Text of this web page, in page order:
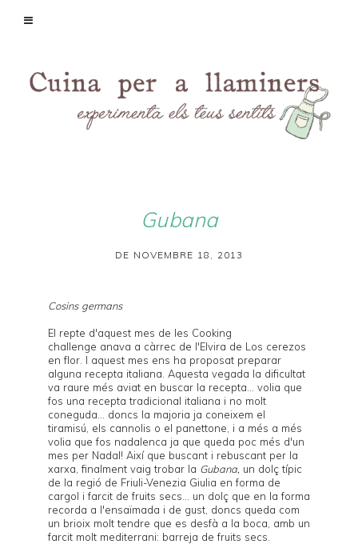
Gubana
DE NOVEMBRE 18, 2013
Cosins germans
El repte d'aquest mes de les Cooking
challenge anava a càrrec de l'Elvira de Los cerezos
en flor . I aquest mes ens ha proposat preparar
alguna recepta italiana. Aquesta vegada la dificultat
va raure més aviat en buscar la recepta... volia que
fos una recepta tradicional italiana i no molt
coneguda... doncs la majoria ja coneixem el
tiramisú , els cannolis o el panettone , i a més a més
volia que fos nadalenca ja que queda poc més d'un
mes per Nadal! Així que buscant i rebuscant per la
xarxa, finalment vaig trobar la Gubana, un dolç típic
de la regió de Friuli-Venezia Giulia en forma de
cargol i farcit de fruits secs... un dolç que en la forma
recorda a l'ensaïmada i de gust, doncs queda com
un brioix molt tendre que es desfà a la boca, amb un
farcit molt mediterrani: barreja de fruits secs.